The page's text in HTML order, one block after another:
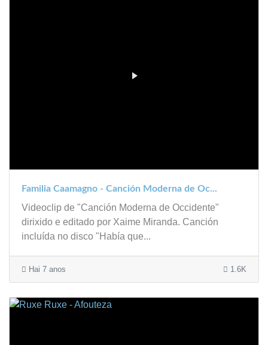
Familia Caamagno - Canción Moderna de Oc...
Videoclip de "Canción Moderna de Occidente"
dirixido e editado por Xaime Miranda. Canción
incluída no disco "Había que...
Hai 7 anos 1.6K